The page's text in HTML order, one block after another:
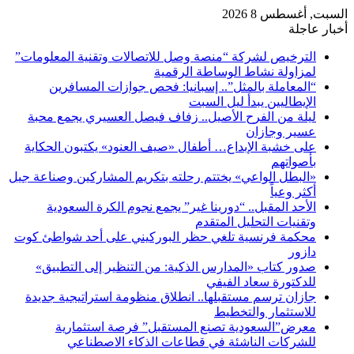
السبت, أغسطس 8 2026
أخبار عاجلة
الترخيص لشركة “منصة وصل للاتصالات وتقنية المعلومات”
لمزاولة نشاط الوساطة الرقمية
“المعاملة بالمثل”.. إسبانيا: فحص جوازات المسافرين
الإيطاليين يبدأ ليل السبت
ليلة من الفرح الأصيل.. زفاف فيصل العسيري يجمع محبة
عسير وجازان
على خشبة الإبداع… أطفال «صيف العنود» يكتبون الحكاية
بأصواتهم
«البطل الواعي» يختتم رحلته بتكريم المشاركين وصناعة جيل
أكثر وعياً
الأحد المقبل.. “دورينا غير” يجمع نجوم الكرة السعودية
وتقنيات التحليل المتقدم
محكمة فرنسية تلغي حظر البوركيني على أحد شواطئ كوت
دازور
صدور كتاب «المدارس الذكية: من التنظير إلى التطبيق»
للدكتورة سعاد الفيفي
جازان ترسم مستقبلها.. انطلاق منظومة استراتيجية جديدة
للاستثمار والتخطيط
معرض”السعودية تصنع المستقبل” فرصة استثمارية
للشركات الناشئة في قطاعات الذكاء الاصطناعي